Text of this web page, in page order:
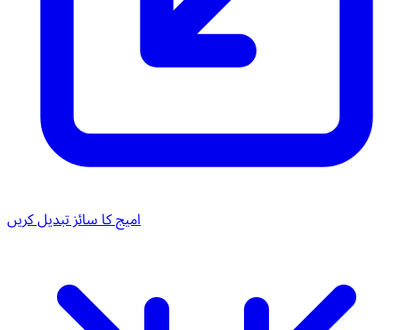
امیج کا سائز تبدیل کریں